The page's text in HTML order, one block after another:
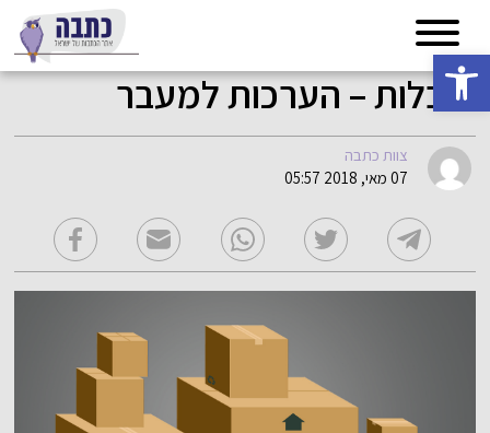
פתח סרגל נגישות
הובלות – הערכות למעבר
צוות כתבה
07 מאי, 2018 05:57